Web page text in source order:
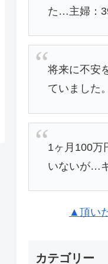
た…主婦：
将来に不安
ていました
1ヶ月100万
いないが…
▲頂い
カテゴリー